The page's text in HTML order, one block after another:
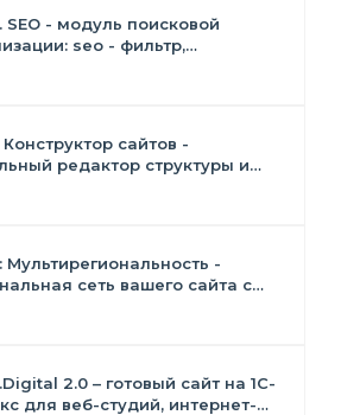
SEO - модуль поисковой
seo - фильтр,
Конструктор сайтов -
редактор структуры и
Мультирегиональность -
сеть вашего сайта с
2.0 – готовый сайт на 1C-
для веб-студий, интернет-